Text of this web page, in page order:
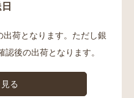
荷となります。ただし銀
後の出荷となります。
る